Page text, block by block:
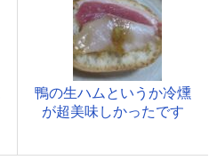
鴨の生ハムというか冷燻
が超美味しかったです